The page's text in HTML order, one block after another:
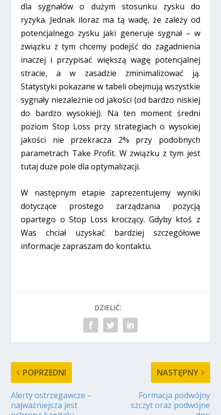
dla sygnałów o dużym stosunku zysku do
ryzyka. Jednak iloraz ma tą wadę, że zależy od
potencjalnego zysku jaki generuje sygnał – w
związku z tym chcemy podejść do zagadnienia
inaczej i przypisać większą wagę potencjalnej
stracie, a w zasadzie zminimalizować ją.
Statystyki pokazane w tabeli obejmują wszystkie
sygnały niezależnie od jakości (od bardzo niskiej
do bardzo wysokiej). Na ten moment średni
poziom Stop Loss przy strategiach o wysokiej
jakości nie przekracza 2% przy podobnych
parametrach Take Profit. W związku z tym jest
tutaj duże pole dla optymalizacji.
W następnym etapie zaprezentujemy wyniki
dotyczące prostego zarządzania pozycją
opartego o Stop Loss kroczący. Gdyby ktoś z
Was chciał uzyskać bardziej szczegółowe
informacje zapraszam do kontaktu.
DZIELIĆ:
POPRZEDNI
Alerty ostrzegawcze –
najważniejsza jest
NASTĘPNY
Formacja podwójny
szczyt oraz podwójne